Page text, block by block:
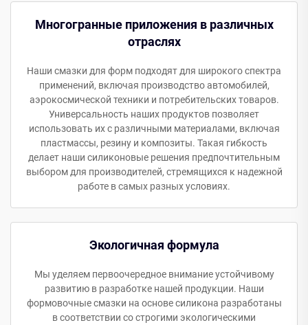
Многогранные приложения в различных
отраслях
Наши смазки для форм подходят для широкого спектра
применений, включая производство автомобилей,
аэрокосмической техники и потребительских товаров.
Универсальность наших продуктов позволяет
использовать их с различными материалами, включая
пластмассы, резину и композиты. Такая гибкость
делает наши силиконовые решения предпочтительным
выбором для производителей, стремящихся к надежной
работе в самых разных условиях.
Экологичная формула
Мы уделяем первоочередное внимание устойчивому
развитию в разработке нашей продукции. Наши
формовочные смазки на основе силикона разработаны
в соответствии со строгими экологическими